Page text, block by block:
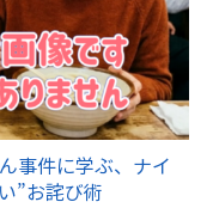
事件に学ぶ、ナイ
”お詫び術